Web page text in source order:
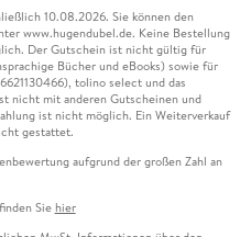
10.08.2026. Sie können den
www.hugendubel.de. Keine Bestellung
Der Gutschein ist nicht gültig für
Bücher und eBooks) sowie für
tolino select und das
nicht mit anderen Gutscheinen und
ist nicht möglich. Ein Weiterverkauf
gestattet.
aufgrund der großen Zahl an
Sie hier